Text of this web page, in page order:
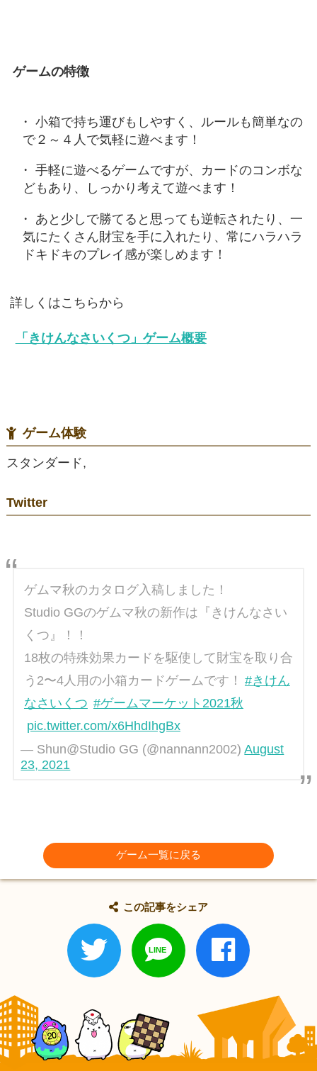
ゲームの特徴
小箱で持ち運びもしやすく、ルールも簡単なの
で２～４人で気軽に遊べます！
手軽に遊べるゲームですが、カードのコンボな
どもあり、しっかり考えて遊べます！
あと少しで勝てると思っても逆転されたり、一
気にたくさん財宝を手に入れたり、常にハラハラ
ドキドキのプレイ感が楽しめます！
詳しくはこちらから
「きけんなさいくつ」ゲーム概要
ゲーム体験
スタンダード,
Twitter
ゲムマ秋のカタログ入稿しました！
Studio GGのゲムマ秋の新作は『きけんなさい
くつ』！！
18枚の特殊効果カードを駆使して財宝を取り合
う2〜4人用の小箱カードゲームです！ #きけん
なさいくつ #ゲームマーケット2021秋
pic.twitter.com/x6HhdIhgBx
— Shun@Studio GG (@nannann2002)August
23, 2021
ゲーム一覧に戻る
この記事をシェア